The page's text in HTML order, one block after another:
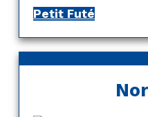
Petit Futé